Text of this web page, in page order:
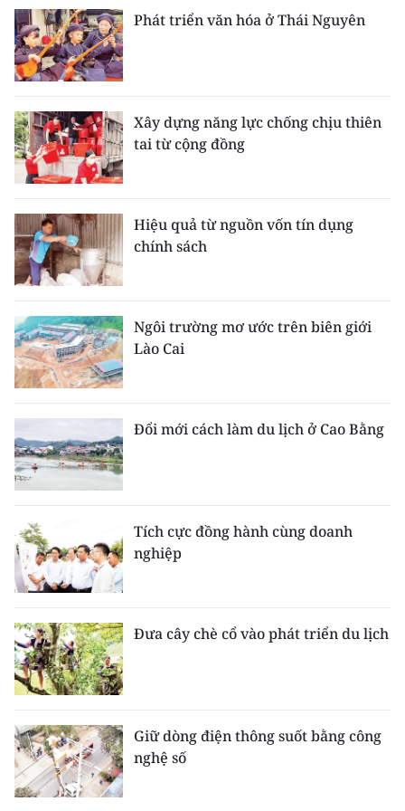
Phát triển văn hóa ở Thái Nguyên
Xây dựng năng lực chống chịu thiên
tai từ cộng đồng
Hiệu quả từ nguồn vốn tín dụng
chính sách
Ngôi trường mơ ước trên biên giới
Lào Cai
Đổi mới cách làm du lịch ở Cao Bằng
Tích cực đồng hành cùng doanh
nghiệp
Đưa cây chè cổ vào phát triển du lịch
Giữ dòng điện thông suốt bằng công
nghệ số